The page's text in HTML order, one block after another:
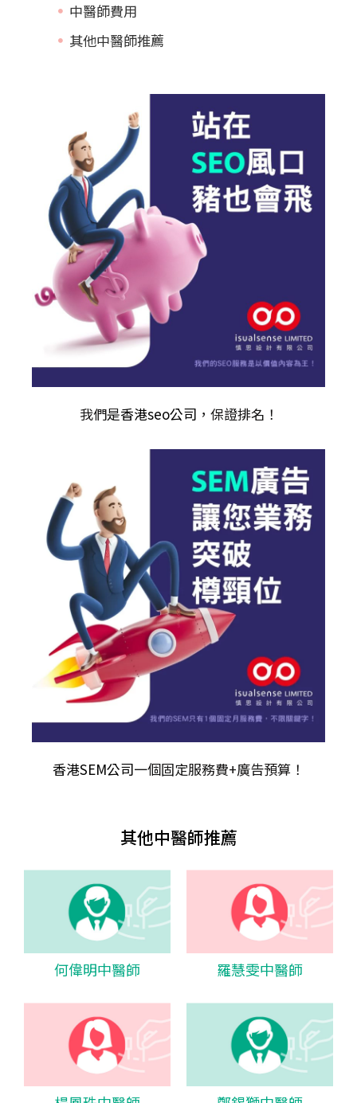
中醫師費用
其他中醫師推薦
我們是香港seo公司 ，保證排名！
香港SEM公司一個固定服務費+廣告預算！
其他中醫師推薦
何偉明中醫師 羅慧雯中醫師